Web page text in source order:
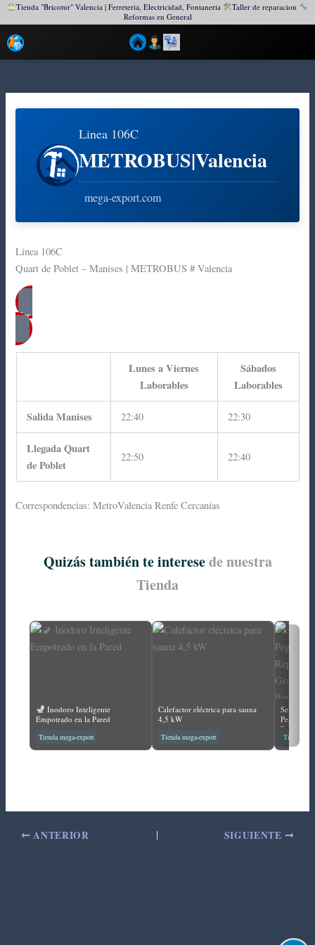
Tienda "Bricotur" Valencia | Ferreteria, Electricidad, Fontaneria
Taller de reparacion
Reformas en General
Ir
contenido
Linea 106C
METROBUS|Valencia
mega-export.com
Linea 106C
Quart de Poblet – Manises | METROBUS # Valencia
Ver Mapa Linea 106C Metrobus Valencia
Lunes a Viernes
Laborables
Sábados
Laborables
Salida Manises 22:40 22:30
Llegada Quart
de Poblet
22:50 22:40
Correspondencias: MetroValencia Renfe Cercanías
Quizás también te interesede nuestra
Tienda
Inodoro Inteligente
Empotrado en la Pared
Tienda mega-export
Calefactor eléctrica para sauna
4,5 kW
Tienda mega-export
Sellador
Nano,
Veleros,
Tienda
ANTERIOR SIGUIENTE